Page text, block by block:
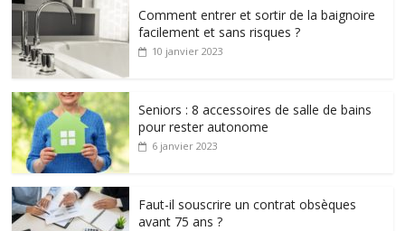
Comment entrer et sortir de la baignoire
facilement et sans risques ?
10 janvier 2023
Seniors : 8 accessoires de salle de bains
pour rester autonome
6 janvier 2023
Faut-il souscrire un contrat obsèques
avant 75 ans ?